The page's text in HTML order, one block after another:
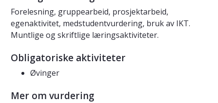
Forelesning, gruppearbeid, prosjektarbeid,
egenaktivitet, medstudentvurdering, bruk av IKT.
Muntlige og skriftlige læringsaktiviteter.
Obligatoriske aktiviteter
Øvinger
Mer om vurdering